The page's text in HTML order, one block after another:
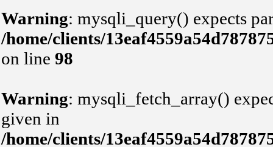
Warning: mysqli_query() expects
/home/clients/
on line 98
Warning: mysqli_fetch_array()
given in
/home/clients/